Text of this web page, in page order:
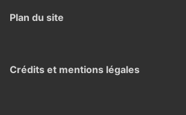
Plan du site
Crédits et mentions légales